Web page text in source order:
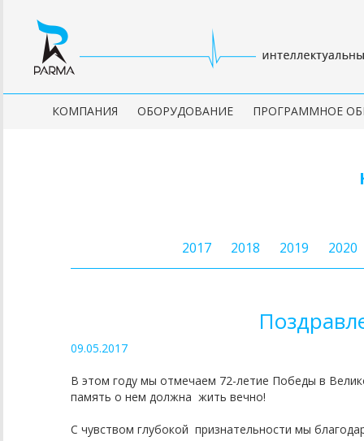
КОМПАНИЯ ОБОРУДОВАНИЕ ПРОГРАММНОЕ
2017 2018 2019 2020
09.05.2017
В этом году мы отмечаем 72-летие Победы в
память о нем должна жить вечно!
С чувством глубокой признательности мы